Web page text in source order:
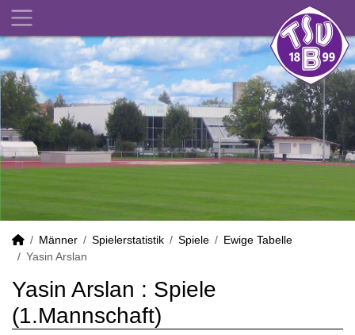
Männer Spielerstatistik Spiele
Ewige Tabelle
Yasin Arslan
Yasin Arslan : Spiele
(1.Mannschaft)